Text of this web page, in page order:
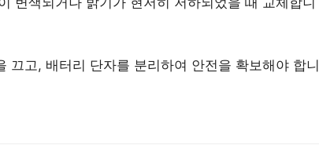
끄고, 배터리 단자를 분리하여 안전을 확보해야 합니